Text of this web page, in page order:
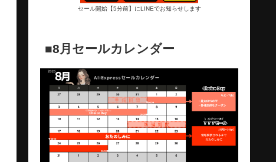
セール開始【5分前】にLINEでお知らせします
■8月セールカレンダー